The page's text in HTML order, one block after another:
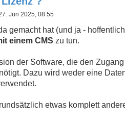
Jun 2025, 08:55
gemacht hat (und ja -
einem CMS zu tun.
der Software, die den
Dazu wird weder eine
etwas komplett